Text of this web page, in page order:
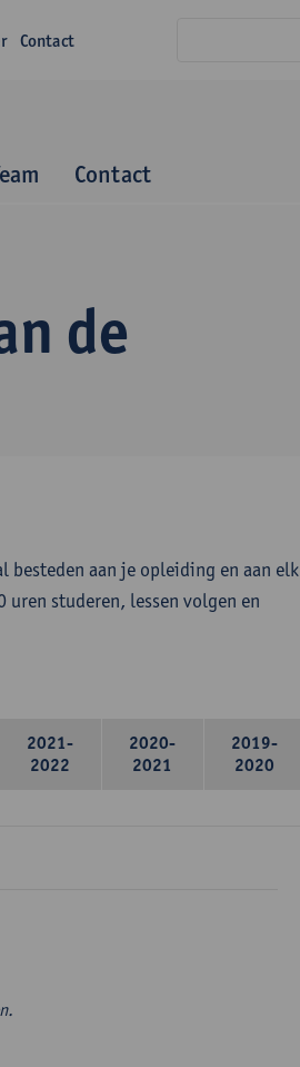
Contact
Contact
de
besteden aan je opleiding en aan elk
studeren, lessen volgen en
2021-
2022
2020-
2021
2019-
2020